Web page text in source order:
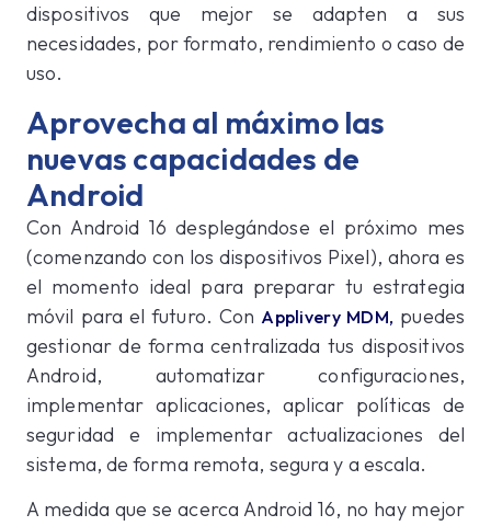
dispositivos que mejor se adapten a sus
necesidades, por formato, rendimiento o caso de
uso.
Aprovecha al máximo las
nuevas capacidades de
Android
Con Android 16 desplegándose el próximo mes
(comenzando con los dispositivos Pixel), ahora es
el momento ideal para preparar tu estrategia
móvil para el futuro. Con Applivery MDM, puedes
gestionar de forma centralizada tus dispositivos
Android, automatizar configuraciones,
implementar aplicaciones, aplicar políticas de
seguridad e implementar actualizaciones del
sistema, de forma remota, segura y a escala.
A medida que se acerca Android 16, no hay mejor